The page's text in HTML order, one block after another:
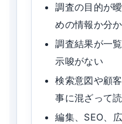
調査の目的が
めの情報か分
調査結果が一
示唆がない
検索意図や顧
事に混ざって
編集、SEO、